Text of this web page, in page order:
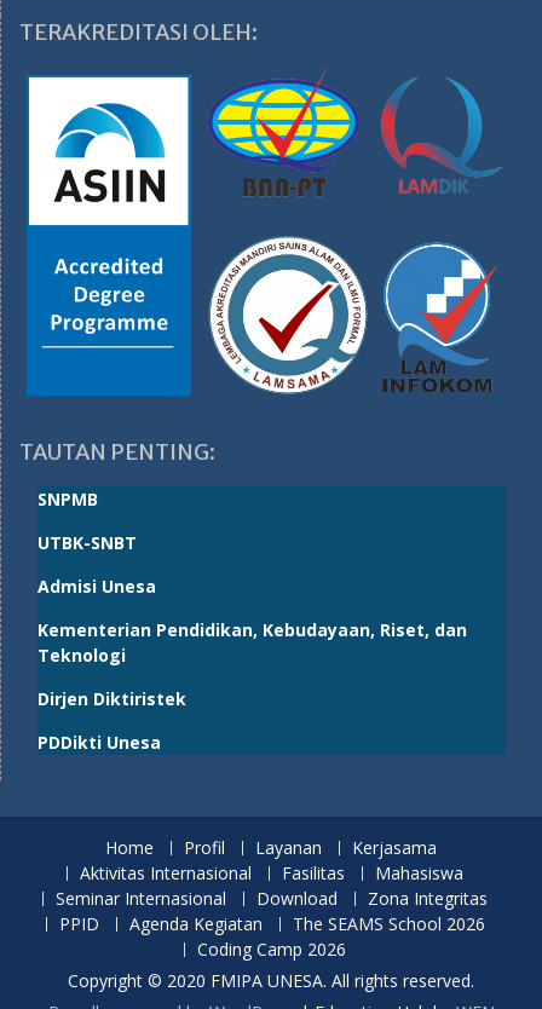
TERAKREDITASI OLEH:
TAUTAN PENTING:
SNPMB
UTBK-SNBT
Admisi Unesa
Kementerian Pendidikan, Kebudayaan, Riset, dan
Teknologi
Dirjen Diktiristek
PDDikti Unesa
Home Profil Layanan
Kerjasama
Aktivitas Internasional
Fasilitas
Mahasiswa
Seminar Internasional
Download
Zona Integritas
PPID
Agenda Kegiatan
The SEAMS School 2026
Coding Camp 2026
Copyright © 2020 FMIPA UNESA. All rights reserved.